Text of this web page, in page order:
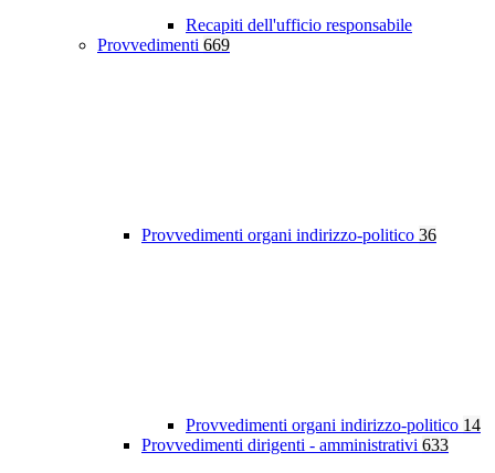
Recapiti dell'ufficio responsabile
Provvedimenti 669
Provvedimenti organi indirizzo-politico 36
Provvedimenti organi indirizzo-politico 14
Provvedimenti dirigenti - amministrativi 633